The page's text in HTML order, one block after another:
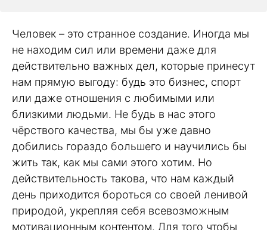
Человек – это странное создание. Иногда мы
не находим сил или времени даже для
действительно важных дел, которые принесут
нам прямую выгоду: будь это бизнес, спорт
или даже отношения с любимыми или
близкими людьми. Не будь в нас этого
чёрствого качества, мы бы уже давно
добились гораздо большего и научились бы
жить так, как мы сами этого хотим. Но
действительность такова, что нам каждый
день приходится бороться со своей ленивой
природой, укрепляя себя всевозможным
мотивационным контентом. Для того чтобы